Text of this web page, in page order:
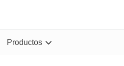
Productos